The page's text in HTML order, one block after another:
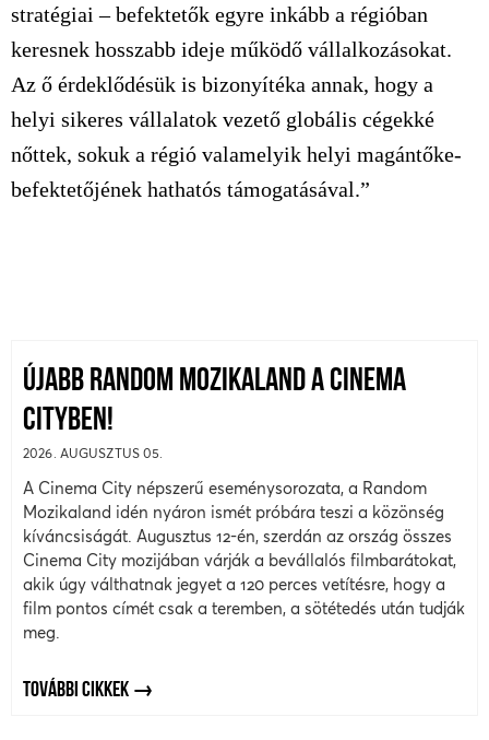
stratégiai – befektetők egyre inkább a régióban
keresnek hosszabb ideje működő vállalkozásokat.
Az ő érdeklődésük is bizonyítéka annak, hogy a
helyi sikeres vállalatok vezető globális cégekké
nőttek, sokuk a régió valamelyik helyi magántőke-
befektetőjének hathatós támogatásával.”
ÚJABB RANDOM MOZIKALAND A CINEMA
CITYBEN!
2026. AUGUSZTUS 05.
A Cinema City népszerű eseménysorozata, a Random
Mozikaland idén nyáron ismét próbára teszi a közönség
kíváncsiságát. Augusztus 12-én, szerdán az ország összes
Cinema City mozijában várják a bevállalós filmbarátokat,
akik úgy válthatnak jegyet a 120 perces vetítésre, hogy a
film pontos címét csak a teremben, a sötétedés után tudják
meg.
TOVÁBBI CIKKEK